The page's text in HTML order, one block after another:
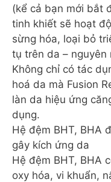
(kể cả bạn mới bắt
tinh khiết sẽ hoạt
sừng hóa, loại bỏ
tụ trên da – nguyên
Không chỉ có tác
hoá da mà Fusion
làn da hiệu ứng
dụng.
Hệ đệm BHT, BHA
gây kích ứng da
Hệ đệm BHT, BHA
oxy hóa, vi khuẩn,